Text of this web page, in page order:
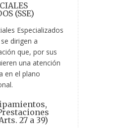
(SSE)
Especializados
dirigen a
que, por sus
una atención
en el plano
27 a 39)